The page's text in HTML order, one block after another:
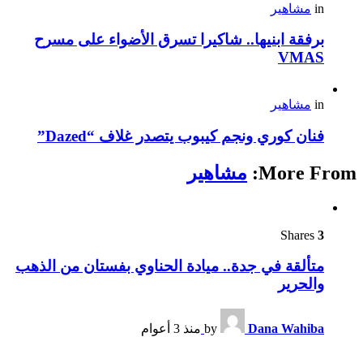
in مشاهير
برفقة ابنيها.. شاكيرا تسرق الأضواء على مسرح
VMAS
in مشاهير
فنان كوري ونجم كيبوب يتصدر غلاف “Dazed”
More From: مشاهير
3
متألقة في جدة.. ميادة الحناوي بفستان من الذهب
والحرير
by Dana Wahiba منذ 3 أعوام